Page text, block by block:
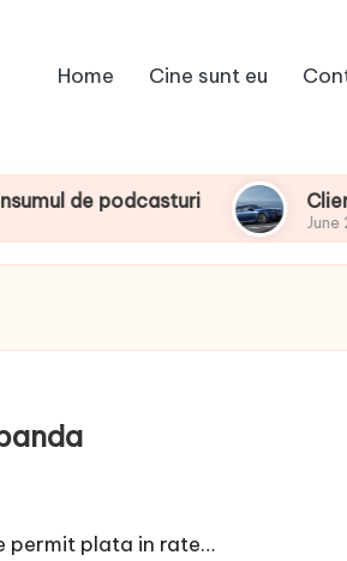
Home Cine sunt eu
Clienţii își
June 20, 2026
permit plata in rate…